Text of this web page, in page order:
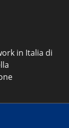
in Italia di